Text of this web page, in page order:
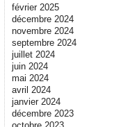
février 2025
décembre 2024
novembre 2024
septembre 2024
juillet 2024
juin 2024
mai 2024
avril 2024
janvier 2024
décembre 2023